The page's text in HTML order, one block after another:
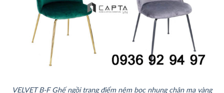
VELVET B-F Ghế ngồi trang điểm nệm bọc nhung chân mạ vàng